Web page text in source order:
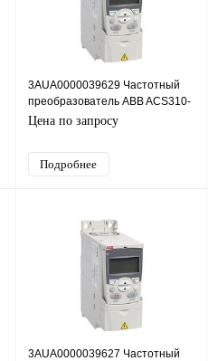
3AUA0000039629 Частотный
преобразователь ABB ACS310-
03E-04A5-4, 1,5кВт, 380В
Цена по запросу
Подробнее
3AUA0000039627 Частотный